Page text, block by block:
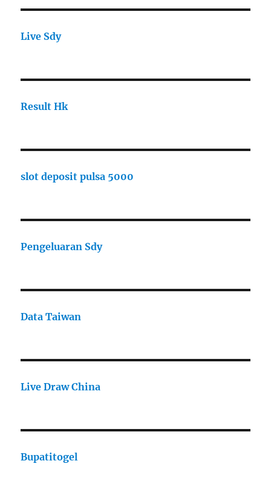
Live Sdy
Result Hk
slot deposit pulsa 5000
Pengeluaran Sdy
Data Taiwan
Live Draw China
Bupatitogel